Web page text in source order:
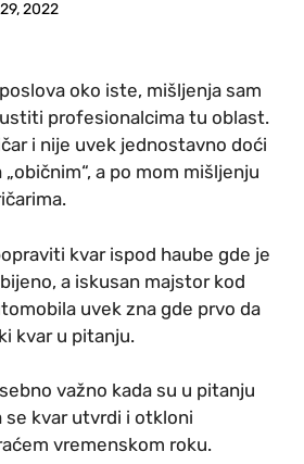
2022
oko iste, mišljenja sam
profesionalcima tu oblast.
i nije uvek jednostavno doći
„običnim“, a po mom mišljenju
kvar ispod haube gde je
a iskusan majstor kod
uvek zna gde prvo da
kvar u pitanju.
važno kada su u pitanju
kvar utvrdi i otkloni
vremenskom roku.